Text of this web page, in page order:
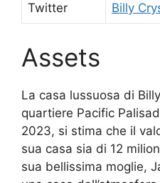
Twitter Billy
Assets
La casa lussuosa di
quartiere Pacific
2023, si stima che il
sua casa sia di 12
sua bellissima moglie,